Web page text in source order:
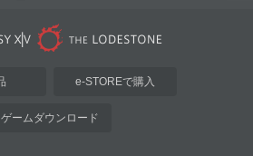
e-STOREで購入
ゲームダウンロード